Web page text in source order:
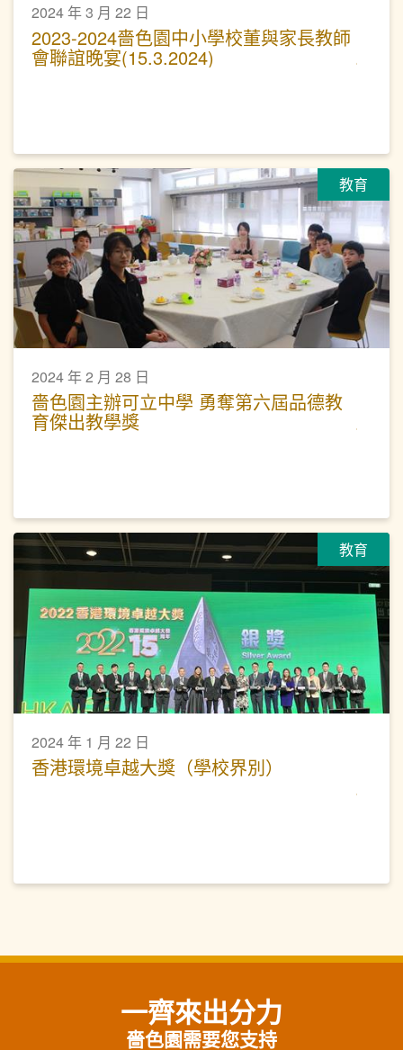
2024 年 3 月 22 日
2023-2024嗇色園中小學校董與家長教師
會聯誼晚宴(15.3.2024)
教育
2024 年 2 月 28 日
嗇色園主辦可立中學 勇奪第六屆品德教
育傑出教學獎
教育
2024 年 1 月 22 日
香港環境卓越大獎（學校界別）
一齊來出分力
嗇色園需要您支持